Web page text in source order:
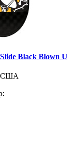
Black Blown
США